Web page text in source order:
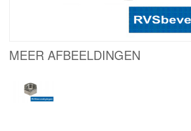
MEER AFBEELDINGEN